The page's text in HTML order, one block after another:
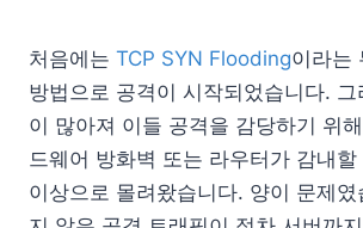
처음에는 TCP SYN Flooding이라는
방법으로 공격이 시작되었습니다.
이 많아져 이들 공격을 감당하기 위
드웨어 방화벽 또는 라우터가 감내
이상으로 몰려왔습니다. 양이 문제였